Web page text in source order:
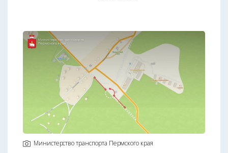
Министерство транспорта Пермского края